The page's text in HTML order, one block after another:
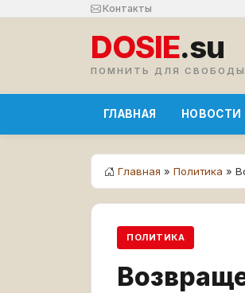
Контакты
DOSIE.su
ПОМНИТЬ ДЛЯ СВОБОДЫ
ГЛАВНАЯ НОВОСТИ
Главная » Политика »
ПОЛИТИКА